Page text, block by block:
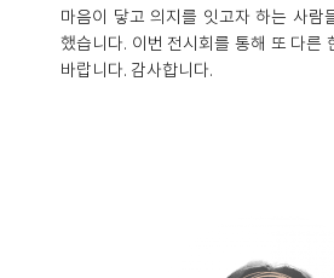
마음이 닿고 의지를 잇고자 하는 사람
했습니다. 이번 전시회를 통해 또 다른
바랍니다. 감사합니다.